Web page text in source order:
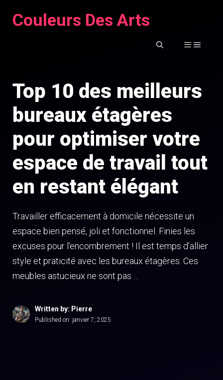
Couleurs Des Arts
MENU
Top 10 des meilleurs
bureaux étagères
pour optimiser votre
espace de travail tout
en restant élégant
Travailler efficacement à domicile nécessite un
espace bien pensé, joli et fonctionnel. Finies les
excuses pour l’encombrement ! Il est temps d’allier
style et praticité avec les bureaux étagères. Ces
meubles astucieux ne sont pas …
Written by: Pierre
Published on: janvier 7, 2025